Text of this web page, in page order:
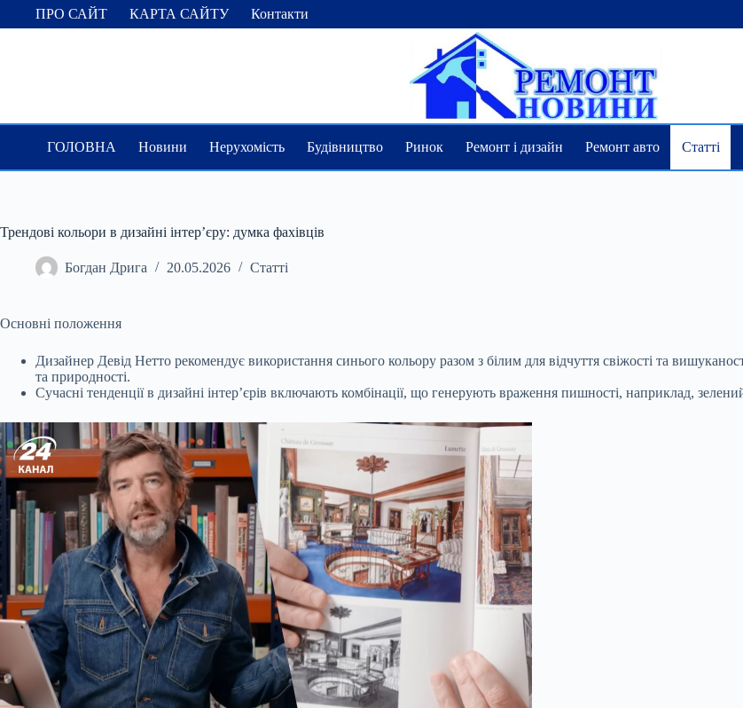
ПерейтиПРО САЙТ КАРТА САЙТУ Контакти
ГОЛОВНА Новини Нерухомість Будівництво Ринок Ремонт і дизайн Ремонт авто Статті
Трендові кольори в дизайні інтер’єру: думка фахівців
Богдан Дрига 20.05.2026 Статті
Основні положення
Дизайнер Девід Нетто рекомендує використання синього кольору разом з білим для відчуття свіжості та
та природності.
Сучасні тенденції в дизайні інтер’єрів включають комбінації, що генерують враження пишності, наприклад,